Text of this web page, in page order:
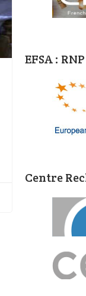
EFSA : RNP
Centre